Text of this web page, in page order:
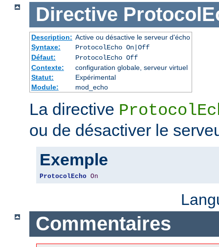
Directive
Description: Active ou désactive le serveur d'écho
Syntaxe:
ProtocolEcho On|Off
Défaut:
ProtocolEcho Off
Contexte:
configuration globale, serveur virtuel
Statut:
Expérimental
Module:
mod_echo
La directive
ou de désactiver le
Exemple
ProtocolEcho On
Commentaires